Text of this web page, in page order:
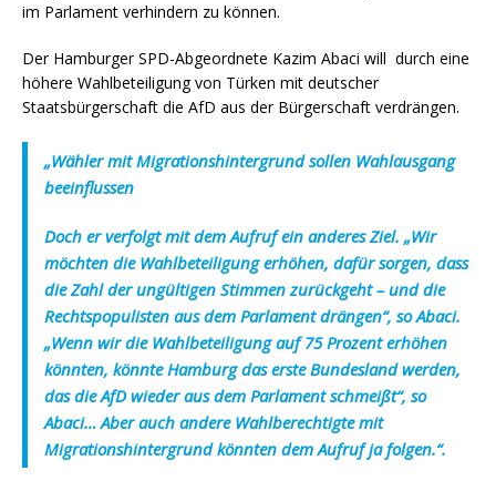
im Parlament verhindern zu können.
Der Hamburger SPD-Abgeordnete Kazim Abaci will durch eine
höhere Wahlbeteiligung von Türken mit deutscher
Staatsbürgerschaft die AfD aus der Bürgerschaft verdrängen.
„Wähler mit Migrationshintergrund sollen Wahlausgang
beeinflussen
Doch er verfolgt mit dem Aufruf ein anderes Ziel. „Wir
möchten die Wahlbeteiligung erhöhen, dafür sorgen, dass
die Zahl der ungültigen Stimmen zurückgeht – und die
Rechtspopulisten aus dem Parlament drängen“, so Abaci.
„Wenn wir die Wahlbeteiligung auf 75 Prozent erhöhen
könnten, könnte Hamburg das erste Bundesland werden,
das die AfD wieder aus dem Parlament schmeißt“, so
Abaci… Aber auch andere Wahlberechtigte mit
Migrationshintergrund könnten dem Aufruf ja folgen.“.